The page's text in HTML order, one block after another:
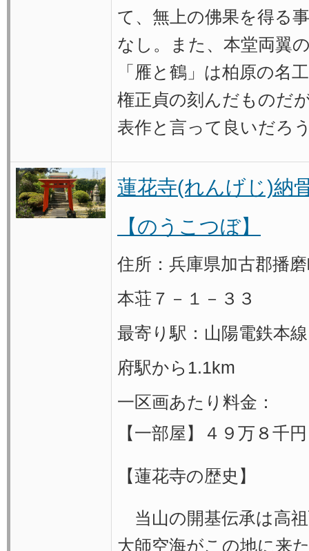
て、無上の佛果を得る
なし。また、本堂両翼
「雁と鶴」は柏原の名
権正貞の刻んだものだ
表作と言って良いだろ
蓮花寺(れんげじ)納
【のうこつぼ】
住所：兵庫県加古郡播
本荘７－１－３３
最寄り駅：山陽電鉄本
府駅から1.1km
一区画あたり料金：
【一部屋】４９万８千円
【蓮花寺の歴史】
当山の開基伝承は高
大師空海がこの地に来